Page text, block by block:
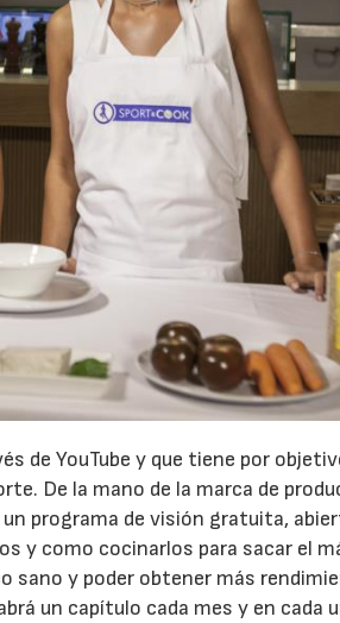
de YouTube y que tiene por
De la mano de la marca de
un programa de visión gratuita,
y como cocinarlos para sacar el
y poder obtener más
un capítulo cada mes y en cada